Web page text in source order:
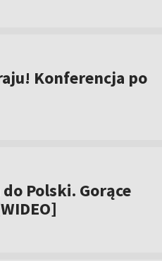
Konferencja po
Polski. Gorące